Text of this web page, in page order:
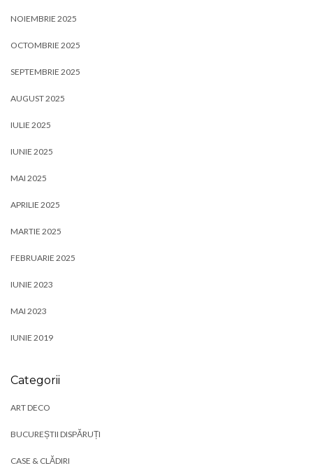
NOIEMBRIE 2025
OCTOMBRIE 2025
SEPTEMBRIE 2025
AUGUST 2025
IULIE 2025
IUNIE 2025
MAI 2025
APRILIE 2025
MARTIE 2025
FEBRUARIE 2025
IUNIE 2023
MAI 2023
IUNIE 2019
Categorii
ART DECO
BUCUREȘTII DISPĂRUȚI
CASE & CLĂDIRI